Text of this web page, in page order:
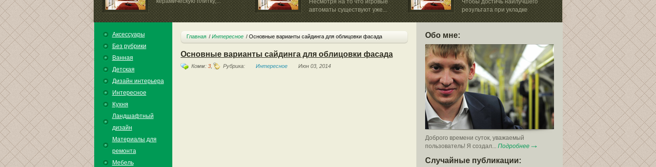
Несмотря на то что игровые
автоматы существуют уже...
Чтобы достичь наилучшего
результата при укладке
керамической...
Аксессуары
Без рубрики
Ванная
Детская
Дизайн интерьера
Интересное
Кухня
Ландшафтный
дизайн
Материалы для
ремонта
Мебель
Обо мне:
Доброго времени суток, уважаемый
пользователь! Я создал... Подробнее
Случайные публикации:
Главная Интересное Основные варианты сайдинга для облицовки фасада
Основные варианты сайдинга для облицовки фасада
Комм: 3, Рубрика: Интересное Июн 03, 2014